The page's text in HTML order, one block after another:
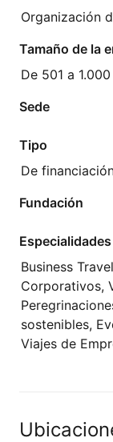
Organización
Tamaño de la
De 501 a
Sede
Tipo
De
Fundación
Especialidades
Business
Corporativos,
sostenibles,
Viajes de